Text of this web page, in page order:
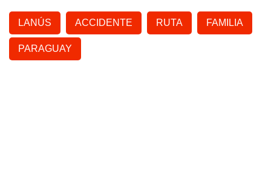
LANÚS ACCIDENTE RUTA FAMILIA
PARAGUAY